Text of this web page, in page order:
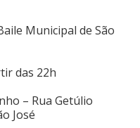
Municipal de São
das 22h
– Rua Getúlio
José